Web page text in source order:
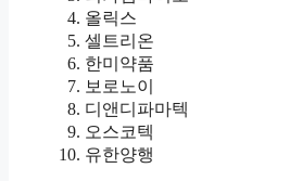
올릭스
셀트리온
한미약품
보로노이
디앤디파마텍
오스코텍
유한양행